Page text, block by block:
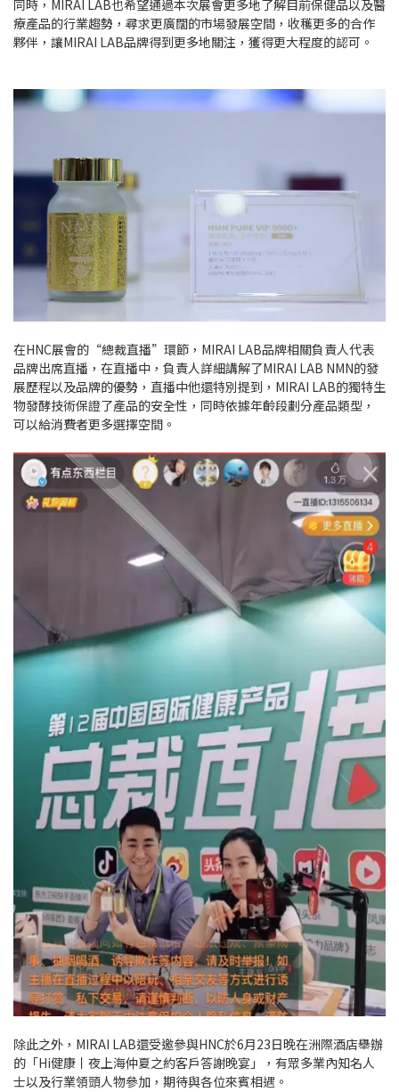
同時，MIRAI LAB也希望通過本次展會更多地了解目前保健品以及醫
療產品的行業趨勢，尋求更廣闊的市場發展空間，收穫更多的合作
夥伴，讓MIRAI LAB品牌得到更多地關注，獲得更大程度的認可。
在HNC展會的“總裁直播”環節，MIRAI LAB品牌相關負責人代表
品牌出席直播，在直播中，負責人詳細講解了MIRAI LAB NMN的發
展歷程以及品牌的優勢，直播中他還特別提到，MIRAI LAB的獨特生
物發酵技術保證了產品的安全性，同時依據年齡段劃分產品類型，
可以給消費者更多選擇空間。
除此之外，MIRAI LAB還受邀參與HNC於6月23日晚在洲際酒店舉辦
的「Hi健康丨夜上海仲夏之約客戶答謝晚宴」，有眾多業內知名人
士以及行業領頭人物參加，期待與各位來賓相遇。